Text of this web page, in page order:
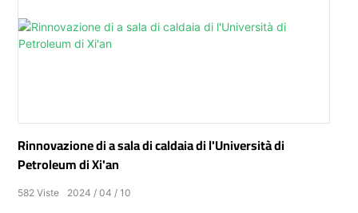
Rinnovazione di a sala di caldaia di l'Università di
Petroleum di Xi'an
2024 04 10
582 Viste